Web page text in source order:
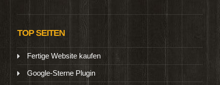
TOP SEITEN
Fertige Website kaufen
Google-Sterne Plugin